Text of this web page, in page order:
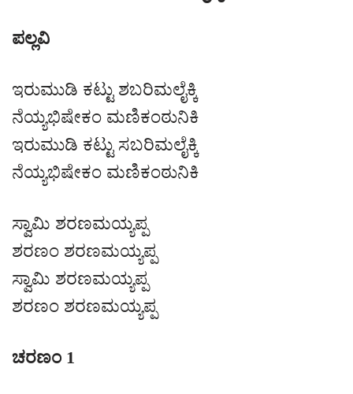
ಪಲ್ಲವಿ
ಇರುಮುಡಿ ಕಟ್ಟು ಶಬರಿಮಲೈಕ್ಕಿ
ನೆಯ್ಯಭಿಷೇಕಂ ಮಣಿಕಂಠುನಿಕಿ
ಇರುಮುಡಿ ಕಟ್ಟು ಸಬರಿಮಲೈಕ್ಕಿ
ನೆಯ್ಯಭಿಷೇಕಂ ಮಣಿಕಂಠುನಿಕಿ
ಸ್ವಾಮಿ ಶರಣಮಯ್ಯಪ್ಪ
ಶರಣಂ ಶರಣಮಯ್ಯಪ್ಪ
ಸ್ವಾಮಿ ಶರಣಮಯ್ಯಪ್ಪ
ಶರಣಂ ಶರಣಮಯ್ಯಪ್ಪ
ಚರಣಂ 1